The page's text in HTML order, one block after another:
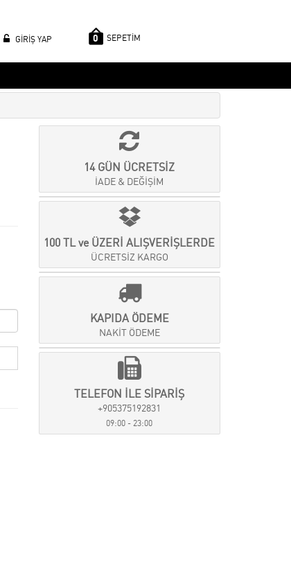
GİRİŞ YAP 0 SEPETİM
14 GÜN ÜCRETSİZ
İADE & DEĞİŞİM
100 TL ve ÜZERİ ALIŞVERİŞLERDE
ÜCRETSİZ KARGO
KAPIDA ÖDEME
NAKİT ÖDEME
TELEFON İLE SİPARİŞ
+905375192831
09:00 - 23:00